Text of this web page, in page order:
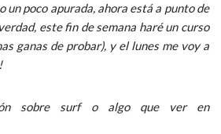
un poco apurada, ahora está a punto de
este fin de semana haré un curso
ganas de probar), y el lunes me voy a
sobre surf o algo que ver en